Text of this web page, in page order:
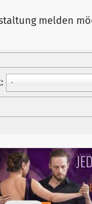
melden
-